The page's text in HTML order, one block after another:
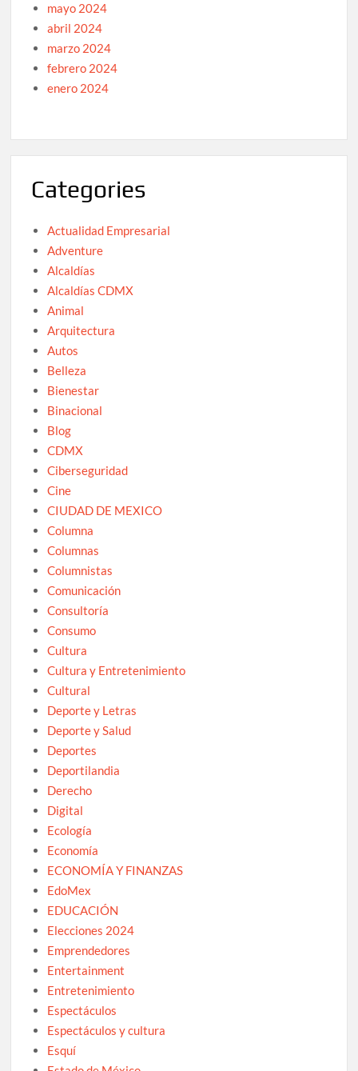
mayo 2024
abril 2024
marzo 2024
febrero 2024
enero 2024
Categories
Actualidad Empresarial
Adventure
Alcaldías
Alcaldías CDMX
Animal
Arquitectura
Autos
Belleza
Bienestar
Binacional
Blog
CDMX
Ciberseguridad
Cine
CIUDAD DE MEXICO
Columna
Columnas
Columnistas
Comunicación
Consultoría
Consumo
Cultura
Cultura y Entretenimiento
Cultural
Deporte y Letras
Deporte y Salud
Deportes
Deportilandia
Derecho
Digital
Ecología
Economía
ECONOMÍA Y FINANZAS
EdoMex
EDUCACIÓN
Elecciones 2024
Emprendedores
Entertainment
Entretenimiento
Espectáculos
Espectáculos y cultura
Esquí